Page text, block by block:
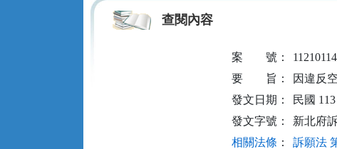
查閱內容
案 號：
要
旨：
因違反
發文日期：
民國
發文字號：
新北府
相關法條 ：
訴願法